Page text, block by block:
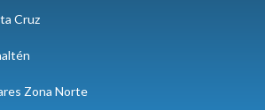
Cruz
Zona Norte